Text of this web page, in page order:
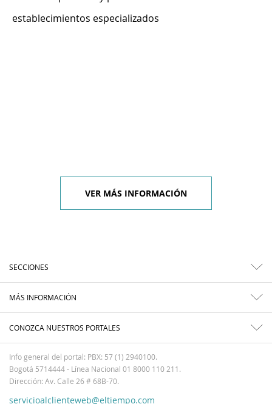
establecimientos especializados
VER MÁS INFORMACIÓN
SECCIONES
MÁS INFORMACIÓN
CONOZCA NUESTROS PORTALES
Info general del portal: PBX: 57 (1) 2940100.
Bogotá 5714444 - Línea Nacional 01 8000 110 211.
Dirección: Av. Calle 26 # 68B-70.
servicioalclienteweb@eltiempo.com